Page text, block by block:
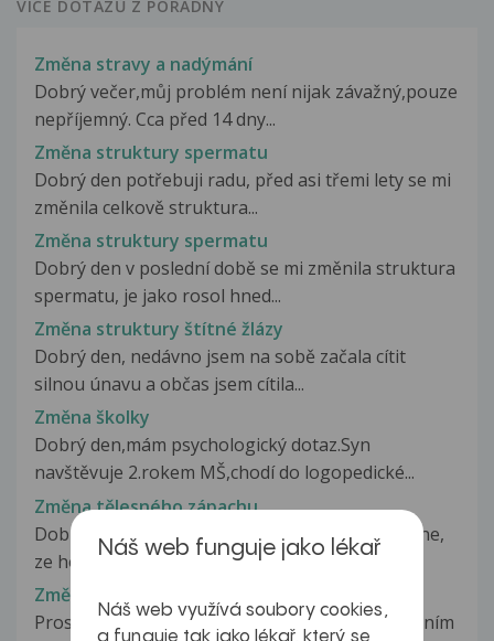
VÍCE DOTAZŮ Z PORADNY
Změna stravy a nadýmání
Dobrý večer,můj problém není nijak závažný,pouze
nepříjemný. Cca před 14 dny...
Změna struktury spermatu
Dobrý den potřebuji radu, před asi třemi lety se mi
změnila celkově struktura...
Změna struktury spermatu
Dobrý den v poslední době se mi změnila struktura
spermatu, je jako rosol hned...
Změna struktury štítné žlázy
Dobrý den, nedávno jsem na sobě začala cítit
silnou únavu a občas jsem cítila...
Změna školky
Dobrý den,mám psychologický dotaz.Syn
navštěvuje 2.rokem MŠ,chodí do logopedické...
Změna tělesného zápachu
Dobrý večer, rada bych se zeptala, jestli je mozne,
ze horm. antikoncepce konkret....
Změna tepu
Prosím, mám umělou mitralni chlopeň a s užíváním
Náš web funguje jako lékař
Náš web využívá soubory cookies,
a funguje tak jako lékař, který se